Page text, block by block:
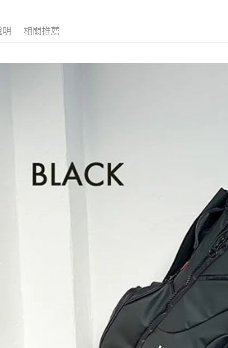
每筆NT$60
明 相關推薦